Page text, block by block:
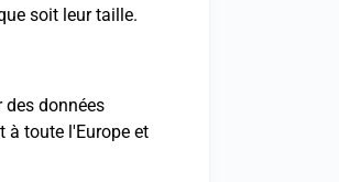
soit leur taille.
des données
à toute l'Europe et